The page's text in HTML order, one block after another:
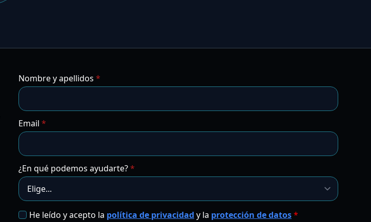
Nombre y apellidos *
Email *
¿En qué podemos ayudarte?*
RGPDHe leído y acepto la política de privacidad y la protección de datos*